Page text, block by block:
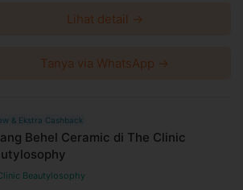
Lihat detail →
Tanya via WhatsApp →
& Ekstra Cashback
Behel Ceramic di The Clinic
Beautylosophy